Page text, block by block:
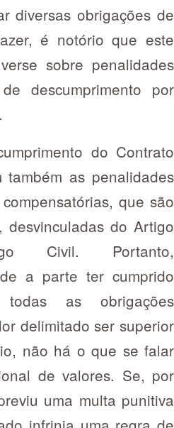
diversas obrigações de
é notório que este
sobre penalidades
descumprimento por
do Contrato
também as penalidades
que são
desvinculadas do Artigo
Civil. Portanto,
a parte ter cumprido
todas as obrigações
delimitado ser superior
não há o que se falar
de valores. Se, por
uma multa punitiva